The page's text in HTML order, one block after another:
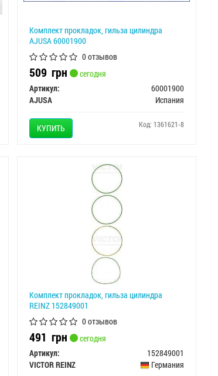
Комплект прокладок, гильза цилиндра
AJUSA 60001900
0 отзывов
509грн
сегодня
Артикул:
60001900
AJUSA
Испания
КУПИТЬ Код: 1361621-8
Комплект прокладок, гильза цилиндра
REINZ 152849001
0 отзывов
491грн
сегодня
Артикул:
152849001
VICTOR REINZ
Германия